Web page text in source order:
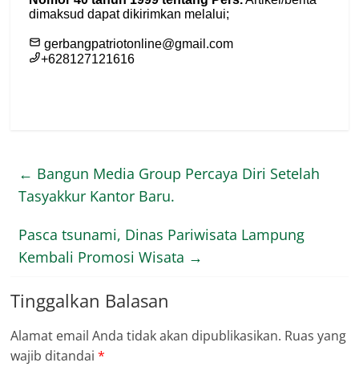
← Bangun Media Group Percaya Diri Setelah
Tasyakkur Kantor Baru.
Pasca tsunami, Dinas Pariwisata Lampung
Kembali Promosi Wisata →
Tinggalkan Balasan
Alamat email Anda tidak akan dipublikasikan. Ruas yang
wajib ditandai*